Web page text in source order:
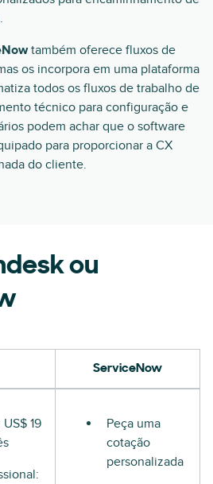
também oferece fluxos de
os incorpora em uma plataforma
todos os fluxos de trabalho de
técnico para configuração e
podem achar que o software
para proporcionar a CX
do cliente.
ou
ServiceNow
19
Peça uma
cotação
personalizada